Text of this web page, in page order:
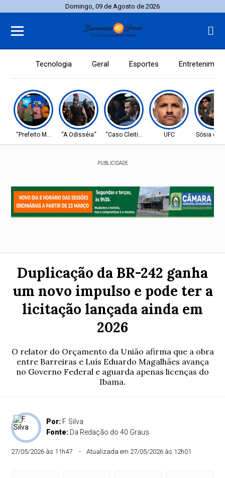
Domingo, 09 de Agosto de 2026
Tecnologia Geral Esportes
“Prefeito Moab” “A Odisséia“ “Caso Cleitinho” UFC Sósia do
PUBLICIDADE
Duplicação da BR-242 ganha
um novo impulso e pode ter a
licitação lançada ainda em
2026
O relator do Orçamento da União afirma que a obra
entre Barreiras e Luís Eduardo Magalhães avança
no Governo Federal e aguarda apenas licenças do
Ibama.
Por: F. Silva
Fonte: Da Redação do 40 Graus
27/05/2026 às 11h47 Atualizada em 27/05/2026 às 12h01